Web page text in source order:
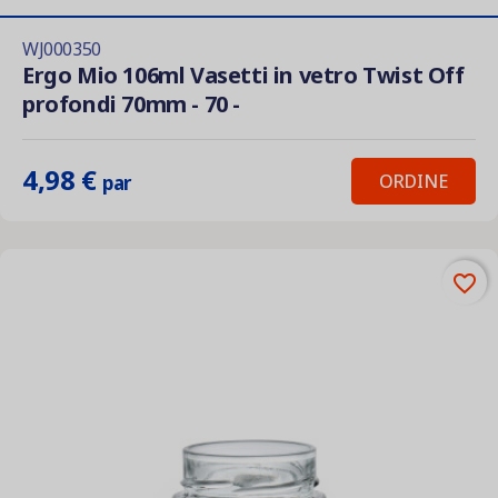
WJ000350
Ergo Mio 106ml Vasetti in vetro Twist Off
profondi 70mm - 70 -
4,98 € par ORDINE
favorite_border